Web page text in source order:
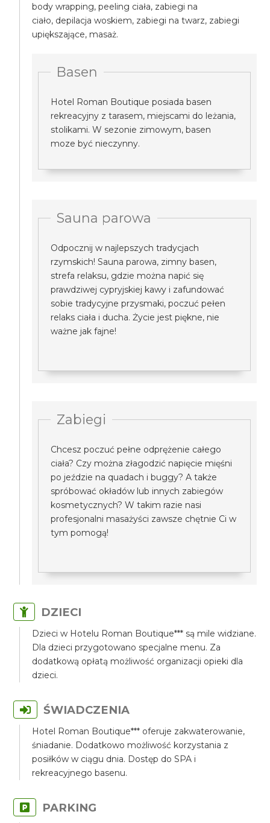
body wrapping, peeling ciała, zabiegi na
ciało, depilacja woskiem, zabiegi na twarz, zabiegi
upiększające, masaż.
Basen
Hotel Roman Boutique posiada basen
rekreacyjny z tarasem, miejscami do leżania,
stolikami. W sezonie zimowym, basen
moze być nieczynny.
Sauna parowa
Odpocznij w najlepszych tradycjach
rzymskich! Sauna parowa, zimny basen,
strefa relaksu, gdzie można napić się
prawdziwej cypryjskiej kawy i zafundować
sobie tradycyjne przysmaki, poczuć pełen
relaks ciała i ducha. Życie jest piękne, nie
ważne jak fajne!
Zabiegi
Chcesz poczuć pełne odprężenie całego
ciała? Czy można złagodzić napięcie mięśni
po jeździe na quadach i buggy? A także
spróbować okładów lub innych zabiegów
kosmetycznych? W takim razie nasi
profesjonalni masażyści zawsze chętnie Ci w
tym pomogą!
DZIECI
Dzieci w Hotelu Roman Boutique*** są mile widziane.
Dla dzieci przygotowano specjalne menu. Za
dodatkową opłatą możliwość organizacji opieki dla
dzieci.
ŚWIADCZENIA
Hotel Roman Boutique*** oferuje zakwaterowanie,
śniadanie. Dodatkowo możliwość korzystania z
posiłków w ciągu dnia. Dostęp do SPA i
rekreacyjnego basenu.
PARKING